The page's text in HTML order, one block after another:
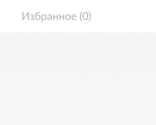
Избранное (0)